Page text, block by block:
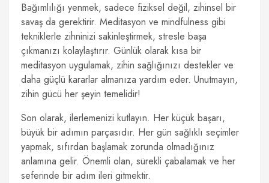
Bağımlılığı yenmek, sadece fiziksel değil, zihinsel bir
savaş da gerektirir. Meditasyon ve mindfulness gibi
tekniklerle zihninizi sakinleştirmek, stresle başa
çıkmanızı kolaylaştırır. Günlük olarak kısa bir
meditasyon uygulamak, zihin sağlığınızı destekler ve
daha güçlü kararlar almanıza yardım eder. Unutmayın,
zihin gücü her şeyin temelidir!
Son olarak, ilerlemenizi kutlayın. Her küçük başarı,
büyük bir adımın parçasıdır. Her gün sağlıklı seçimler
yapmak, sıfırdan başlamak zorunda olmadığınız
anlamına gelir. Önemli olan, sürekli çabalamak ve her
seferinde bir adım ileri gitmektir.